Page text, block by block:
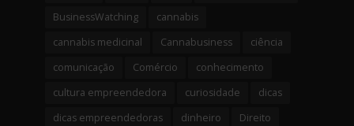
BusinessWatching
cannabis
cannabis medicinal
Cannabusiness
ciência
comunicação
Comércio
conhecimento
cultura empreendedora
curiosidade
dicas
dicas empreendedoras
dinheiro
Direito